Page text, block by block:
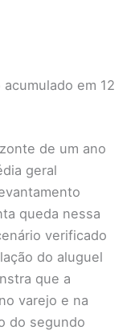
em 12
de um ano
geral
queda nessa
verificado
do aluguel
que a
varejo e na
do segundo